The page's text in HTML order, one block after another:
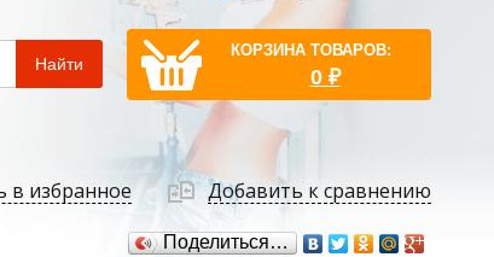
Найти
КОРЗИНА ТОВАРОВ:
0 ₽
в избранное Добавить к сравнению
Поделиться…